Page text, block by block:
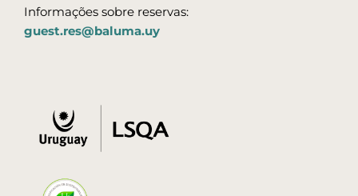
Informações sobre reservas:
guest.res@baluma.uy